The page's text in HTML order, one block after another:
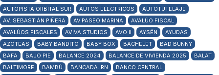
AUTOPISTA ORBITAL SUR
AUTOS ELECTRICOS
AUTOTUTELAJE
AV. SEBASTIÁN PIÑERA
AV.PASEO MARINA
AVALÚO FISCAL
AVALÚOS FISCALES
AVIVA STUDIOS AVO II AYSÉN
AYUDAS
AZOTEAS
BABY BANDITO BABY BOX BACHELET
BAD BUNNY
BAFA
BAJO PIE BALANCE 2024 BALANCE DE VIVIENDA 2025
BALAT
BALTIMORE
BAMBÚ BANCADA. RN
BANCO CENTRAL